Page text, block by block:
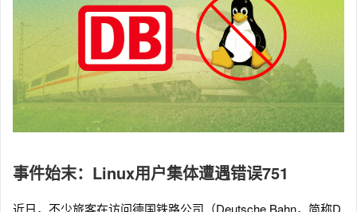
o
n
事件始末：Linux用户集体遭遇错误751
近日，不少旅客在访问德国铁路公司（Deutsche Bahn，简称D